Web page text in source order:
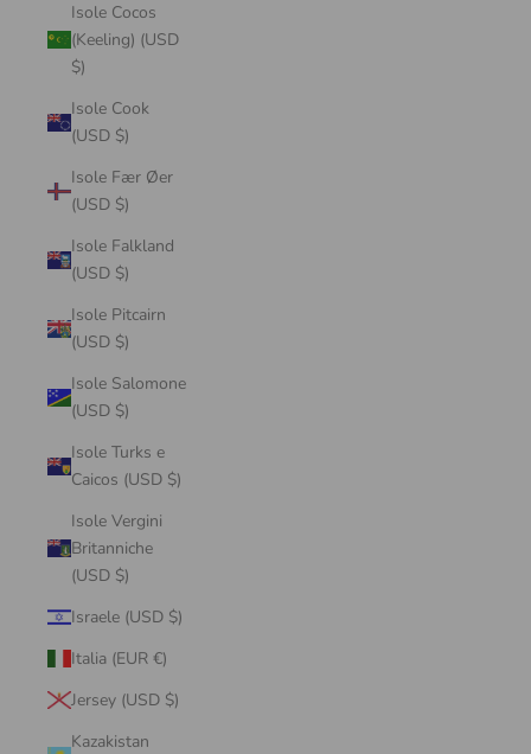
Isole Cocos
(Keeling) (USD
$)
Isole Cook
(USD $)
Isole Fær Øer
(USD $)
Isole Falkland
(USD $)
Isole Pitcairn
(USD $)
Isole Salomone
(USD $)
Isole Turks e
Caicos (USD $)
Isole Vergini
Britanniche
(USD $)
Israele (USD $)
Italia (EUR €)
Jersey (USD $)
Kazakistan